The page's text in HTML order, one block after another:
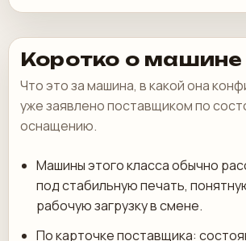
Коротко о машине
Что это за машина, в какой она
уже заявлено поставщиком по
оснащению.
Машины этого класса обычно
под стабильную печать,
рабочую загрузку в смене.
По карточке поставщика: